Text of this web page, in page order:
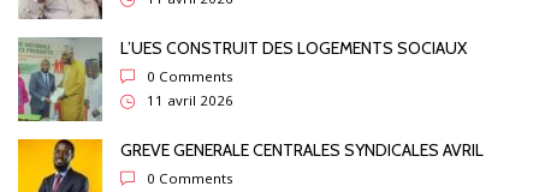
L’UES CONSTRUIT DES LOGEMENTS SOCIAUX
0 Comments
11 avril 2026
GREVE GENERALE CENTRALES SYNDICALES AVRIL
0 Comments